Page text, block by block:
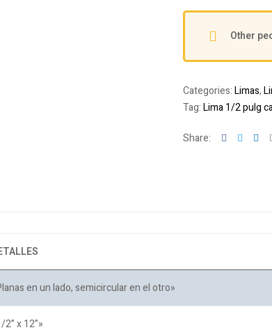
Other
Categories:Limas,
Tag:Lima 1/2 pulg
Share: Facebook
en un lado, semicircular en el otro»
2” x 12”»